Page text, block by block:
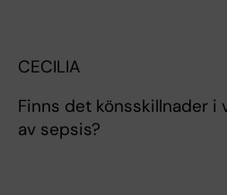
CECILIA
Finns det könsskillnader i
av sepsis?